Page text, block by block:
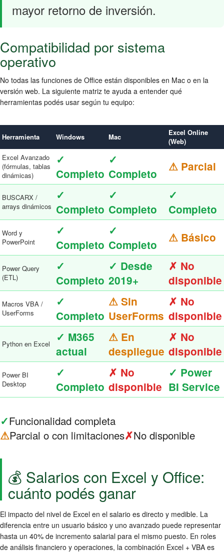
mayor retorno de inversión.
Compatibilidad por sistema
operativo
No todas las funciones de Office están disponibles en Mac o en la
versión web. La siguiente matriz te ayuda a entender qué
herramientas podés usar según tu equipo:
Herramienta Windows Mac
Excel Online
(Web)
Excel Avanzado
(fórmulas, tablas
dinámicas)
✓
Completo
✓
Completo
⚠ Parcial
BUSCARX /
arrays dinámicos
✓
Completo
✓
Completo
✓
Completo
Word y
PowerPoint
✓
Completo
✓
Completo
⚠ Básico
Power Query
(ETL)
✓
Completo
✓ Desde
2019+
✗ No
disponible
Macros VBA /
UserForms
✓
Completo
⚠ Sin
UserForms
✗ No
disponible
Python en Excel
✓ M365
actual
⚠ En
despliegue
✗ No
disponible
Power BI
Desktop
✓
Completo
✗ No
disponible
✓ Power
BI Service
✓Funcionalidad completa
⚠Parcial o con limitaciones✗No disponible
💰 Salarios con Excel y Office:
cuánto podés ganar
El impacto del nivel de Excel en el salario es directo y medible. La
diferencia entre un usuario básico y uno avanzado puede representar
hasta un 40% de incremento salarial para el mismo puesto. En roles
de análisis financiero y operaciones, la combinación Excel + VBA es